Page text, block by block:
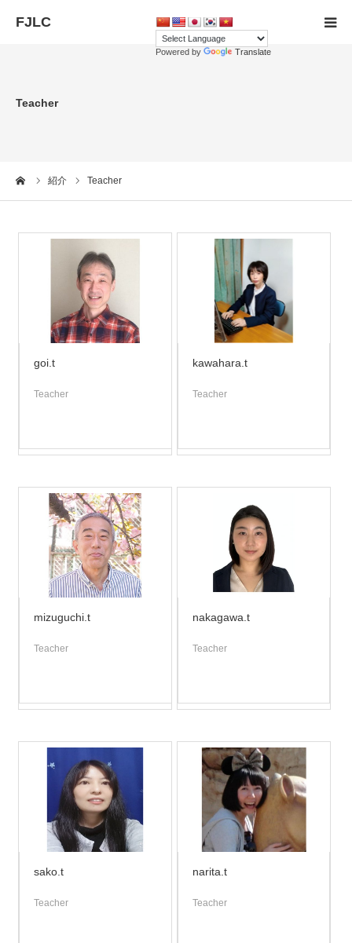
Powered by Translate
Teacher
紹介 Teacher
goi.t
Teacher
kawahara.t
Teacher
mizuguchi.t
Teacher
nakagawa.t
Teacher
sako.t
Teacher
narita.t
Teacher
Contact us